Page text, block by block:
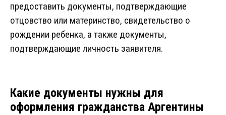
предоставить документы, подтверждающие
отцовство или материнство, свидетельство о
рождении ребенка, а также документы,
подтверждающие личность заявителя.
Какие документы нужны для
оформления гражданства Аргентины